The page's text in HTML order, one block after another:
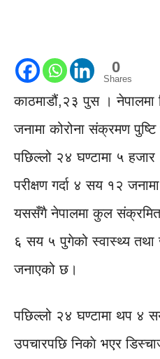
0
Shares
काठमाडौं,२३ पुस । नेपालमा
जनामा कोरोना संक्रमण
पछिल्लो २४ घण्टामा ५
परीक्षण गर्दा ४ सय १२
यससँगै नेपालमा कुल
६ सय ५ पुगेको स्वास्थ्य
जनाएको छ।
पछिल्लो २४ घण्टामा थप ४
उपचारपछि निकाे भएर